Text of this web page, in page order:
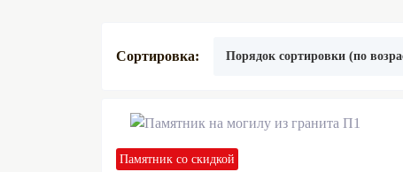
Сортировка:
Памятник со скидкой